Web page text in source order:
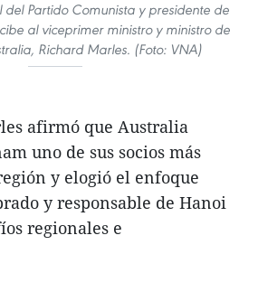
del Partido Comunista y presidente de
al viceprimer ministro y ministro de
Richard Marles. (Foto: VNA)
afirmó que Australia
uno de sus socios más
y elogió el enfoque
y responsable de Hanoi
regionales e